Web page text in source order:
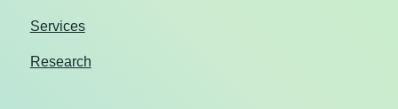
Services
Research